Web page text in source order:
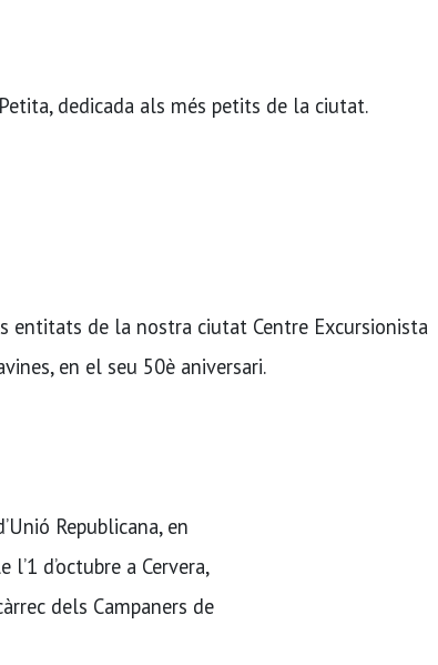
dedicada als més petits de la ciutat.
entitats de la nostra ciutat Centre Excursionista
en el seu 50è aniversari.
Republicana, en
d’octubre a Cervera,
dels Campaners de